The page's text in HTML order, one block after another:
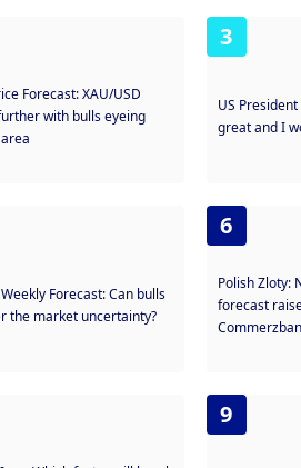
Forecast: XAU/USD
with bulls eyeing
3
US
great and I
Forecast: Can bulls
the market uncertainty?
6
Polish Zloty:
forecast
9